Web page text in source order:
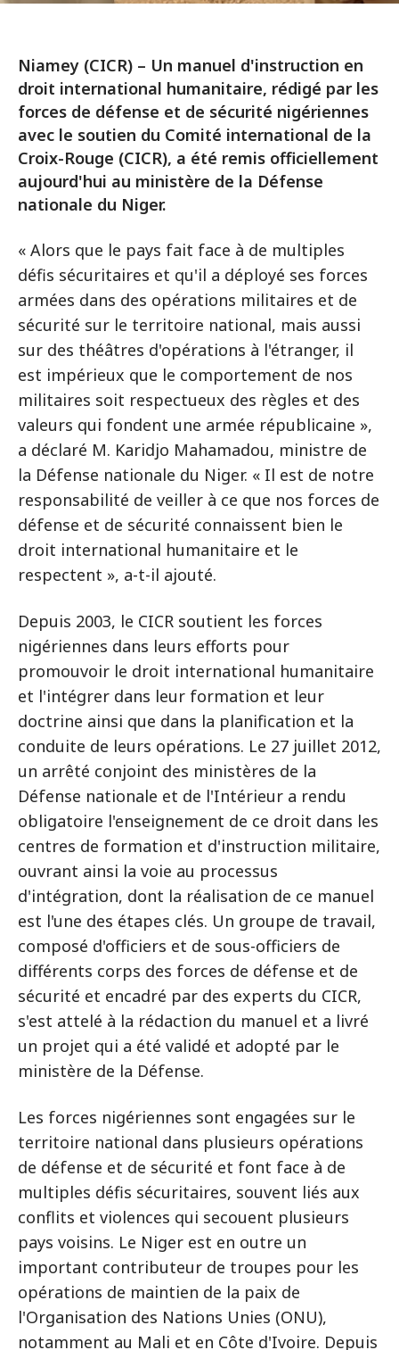
Niamey (CICR) – Un manuel d'instruction en
droit international humanitaire, rédigé par les
forces de défense et de sécurité nigériennes
avec le soutien du Comité international de la
Croix-Rouge (CICR), a été remis officiellement
aujourd'hui au ministère de la Défense
nationale du Niger.
« Alors que le pays fait face à de multiples
défis sécuritaires et qu'il a déployé ses forces
armées dans des opérations militaires et de
sécurité sur le territoire national, mais aussi
sur des théâtres d'opérations à l'étranger, il
est impérieux que le comportement de nos
militaires soit respectueux des règles et des
valeurs qui fondent une armée républicaine »,
a déclaré M. Karidjo Mahamadou, ministre de
la Défense nationale du Niger. « Il est de notre
responsabilité de veiller à ce que nos forces de
défense et de sécurité connaissent bien le
droit international humanitaire et le
respectent », a-t-il ajouté.
Depuis 2003, le CICR soutient les forces
nigériennes dans leurs efforts pour
promouvoir le droit international humanitaire
et l'intégrer dans leur formation et leur
doctrine ainsi que dans la planification et la
conduite de leurs opérations. Le 27 juillet 2012,
un arrêté conjoint des ministères de la
Défense nationale et de l'Intérieur a rendu
obligatoire l'enseignement de ce droit dans les
centres de formation et d'instruction militaire,
ouvrant ainsi la voie au processus
d'intégration, dont la réalisation de ce manuel
est l'une des étapes clés. Un groupe de travail,
composé d'officiers et de sous-officiers de
différents corps des forces de défense et de
sécurité et encadré par des experts du CICR,
s'est attelé à la rédaction du manuel et a livré
un projet qui a été validé et adopté par le
ministère de la Défense.
Les forces nigériennes sont engagées sur le
territoire national dans plusieurs opérations
de défense et de sécurité et font face à de
multiples défis sécuritaires, souvent liés aux
conflits et violences qui secouent plusieurs
pays voisins. Le Niger est en outre un
important contributeur de troupes pour les
opérations de maintien de la paix de
l'Organisation des Nations Unies (ONU),
notamment au Mali et en Côte d'Ivoire. Depuis